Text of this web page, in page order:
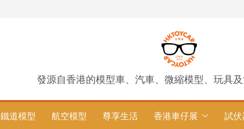
發源自香港的模型車、汽車、微縮模型、玩具
鐵道模型 航空模型 尊享生活 香港車仔展 試伏